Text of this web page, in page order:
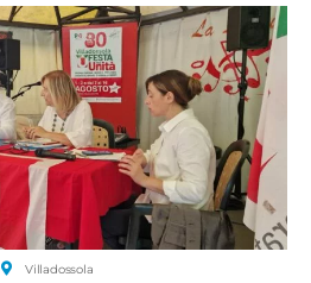
Villadossola